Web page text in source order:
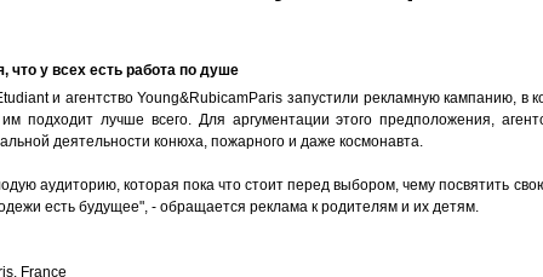
что у всех есть работа по душе
и агентство Young&RubicamParis запустили рекламную кампанию, в
подходит лучше всего. Для аргументации этого предположения,
деятельности конюха, пожарного и даже космонавта.
аудиторию, которая пока что стоит перед выбором, чему посвятить
есть будущее", - обращается реклама к родителям и их детям.
France